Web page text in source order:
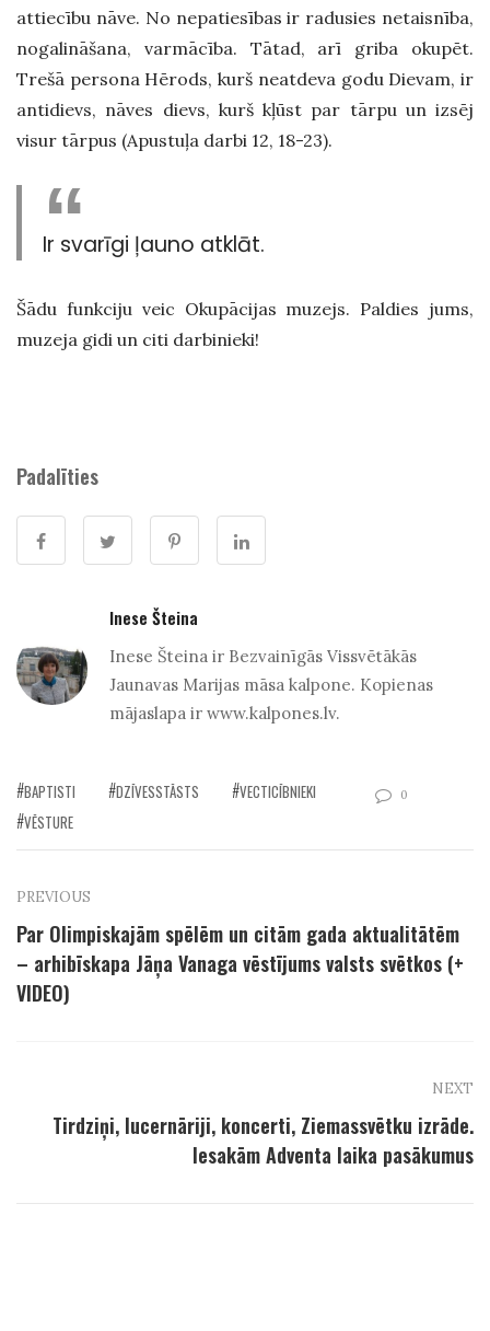
attiecību nāve. No nepatiesības ir radusies netaisnība,
nogalināšana, varmācība. Tātad, arī griba okupēt.
Trešā persona Hērods, kurš neatdeva godu Dievam, ir
antidievs, nāves dievs, kurš kļūst par tārpu un izsēj
visur tārpus (Apustuļa darbi 12, 18-23).
Ir svarīgi ļauno atklāt.
Šādu funkciju veic Okupācijas muzejs. Paldies jums,
muzeja gidi un citi darbinieki!
Padalīties
Inese Šteina
Inese Šteina ir Bezvainīgās Vissvētākās
Jaunavas Marijas māsa kalpone. Kopienas
mājaslapa ir www.kalpones.lv.
BAPTISTI DZĪVESSTĀSTS
VECTICĪBNIEKI
VĒSTURE
0
PREVIOUS
Par Olimpiskajām spēlēm un citām gada aktualitātēm
– arhibīskapa Jāņa Vanaga vēstījums valsts svētkos (+
VIDEO)
NEXT
Tirdziņi, lucernāriji, koncerti, Ziemassvētku izrāde.
Iesakām Adventa laika pasākumus